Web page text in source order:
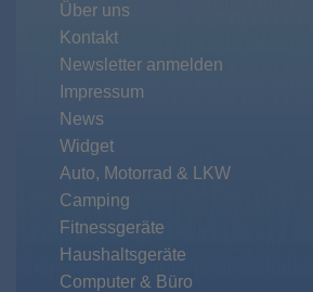
Über uns
Kontakt
Newsletter anmelden
Impressum
News
Widget
Auto, Motorrad & LKW
Camping
Fitnessgeräte
Haushaltsgeräte
Computer & Büro